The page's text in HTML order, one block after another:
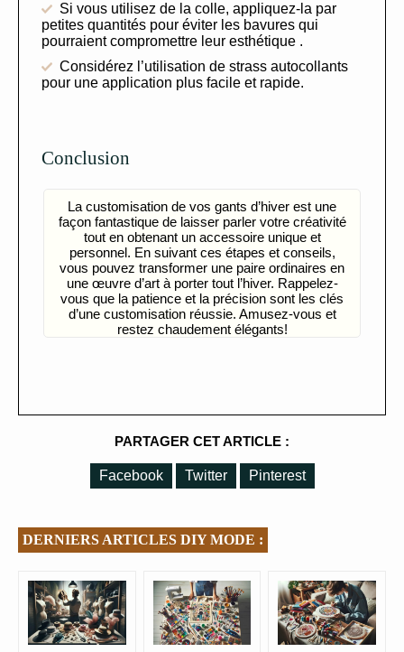
Si vous utilisez de la colle, appliquez-la par
petites quantités pour éviter les bavures qui
pourraient compromettre leur esthétique .
Considérez l’utilisation de strass autocollants
pour une application plus facile et rapide.
Conclusion
La customisation de vos gants d’hiver est une
façon fantastique de laisser parler votre créativité
tout en obtenant un accessoire unique et
personnel. En suivant ces étapes et conseils,
vous pouvez transformer une paire ordinaires en
une œuvre d’art à porter tout l’hiver. Rappelez-
vous que la patience et la précision sont les clés
d’une customisation réussie. Amusez-vous et
restez chaudement élégants!
PARTAGER CET ARTICLE :
Facebook Twitter Pinterest
DERNIERS ARTICLES DIY MODE :